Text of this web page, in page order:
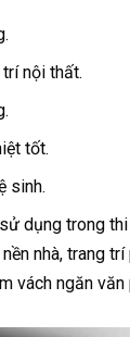
nội thất.
tốt.
sinh.
dụng trong
nhà, trang
vách ngăn văn